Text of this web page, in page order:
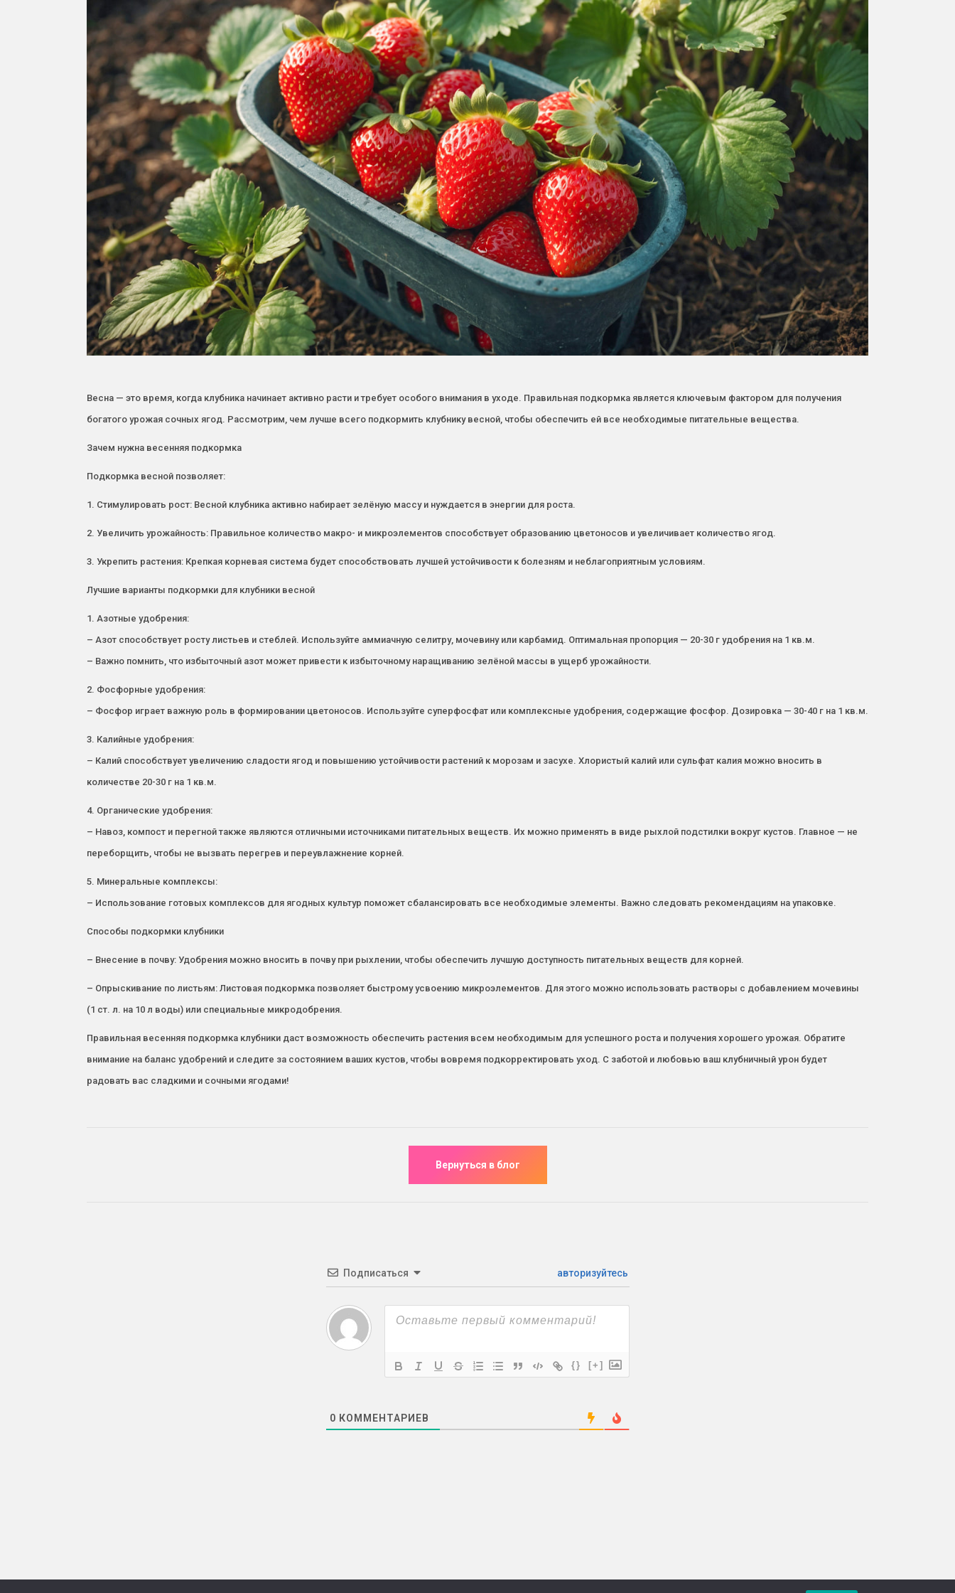
Весна — это время, когда клубника начинает активно расти и требует особого внимания в уходе. Правильная подкормка является ключевым фактором для получения
богатого урожая сочных ягод. Рассмотрим, чем лучше всего подкормить клубнику весной, чтобы обеспечить ей все необходимые питательные вещества.
Зачем нужна весенняя подкормка
Подкормка весной позволяет:
1. Стимулировать рост: Весной клубника активно набирает зелёную массу и нуждается в энергии для роста.
2. Увеличить урожайность: Правильное количество макро- и микроэлементов способствует образованию цветоносов и увеличивает количество ягод.
3. Укрепить растения: Крепкая корневая система будет способствовать лучшей устойчивости к болезням и неблагоприятным условиям.
Лучшие варианты подкормки для клубники весной
1. Азотные удобрения:
– Азот способствует росту листьев и стеблей. Используйте аммиачную селитру, мочевину или карбамид. Оптимальная пропорция — 20-30 г удобрения на 1 кв.м.
– Важно помнить, что избыточный азот может привести к избыточному наращиванию зелёной массы в ущерб урожайности.
2. Фосфорные удобрения:
– Фосфор играет важную роль в формировании цветоносов. Используйте суперфосфат или комплексные удобрения, содержащие фосфор. Дозировка — 30-40 г на 1 кв.м.
3. Калийные удобрения:
– Калий способствует увеличению сладости ягод и повышению устойчивости растений к морозам и засухе. Хлористый калий или сульфат калия можно вносить в
количестве 20-30 г на 1 кв.м.
4. Органические удобрения:
– Навоз, компост и перегной также являются отличными источниками питательных веществ. Их можно применять в виде рыхлой подстилки вокруг кустов. Главное — не
переборщить, чтобы не вызвать перегрев и переувлажнение корней.
5. Минеральные комплексы:
– Использование готовых комплексов для ягодных культур поможет сбалансировать все необходимые элементы. Важно следовать рекомендациям на упаковке.
Способы подкормки клубники
– Внесение в почву: Удобрения можно вносить в почву при рыхлении, чтобы обеспечить лучшую доступность питательных веществ для корней.
– Опрыскивание по листьям: Листовая подкормка позволяет быстрому усвоению микроэлементов. Для этого можно использовать растворы с добавлением мочевины
(1 ст. л. на 10 л воды) или специальные микродобрения.
Правильная весенняя подкормка клубники даст возможность обеспечить растения всем необходимым для успешного роста и получения хорошего урожая. Обратите
внимание на баланс удобрений и следите за состоянием ваших кустов, чтобы вовремя подкорректировать уход. С заботой и любовью ваш клубничный урон будет
радовать вас сладкими и сочными ягодами!
Подписаться авторизуйтесь
{} [+]
0 КОММЕНТАРИЕВ